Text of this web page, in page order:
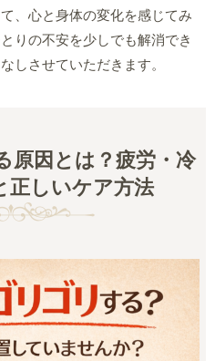
、心と身体の変化を感じてみ
りの不安を少しでも解消でき
しさせていただきます。
原因とは？疲労・冷
正しいケア方法